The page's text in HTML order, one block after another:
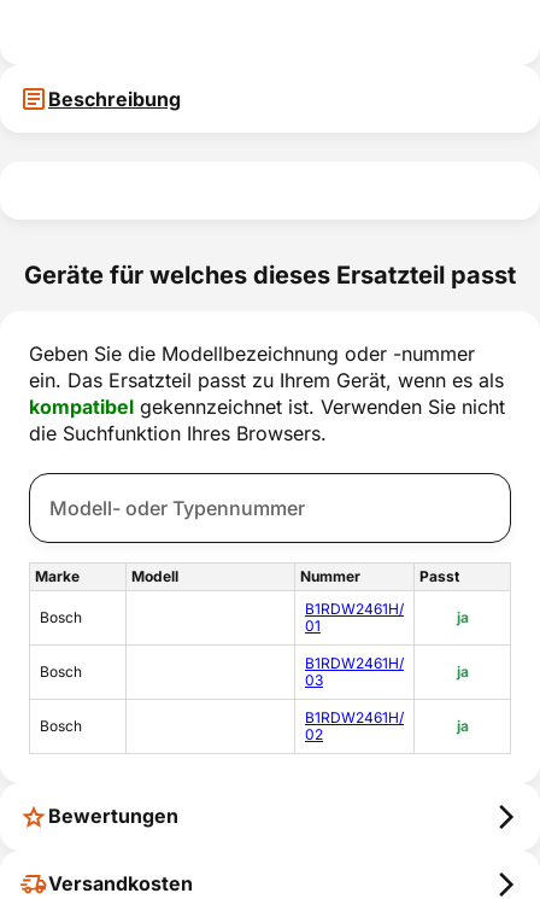
Beschreibung
Geräte für welches dieses Ersatzteil passt
Geben Sie die Modellbezeichnung oder -nummer
ein. Das Ersatzteil passt zu Ihrem Gerät, wenn es als
kompatibel gekennzeichnet ist. Verwenden Sie nicht
die Suchfunktion Ihres Browsers.
Marke Modell Nummer Passt
Bosch
B1RDW2461H/
01
ja
Bosch
B1RDW2461H/
03
ja
Bosch
B1RDW2461H/
02
ja
Bewertungen
Versandkosten